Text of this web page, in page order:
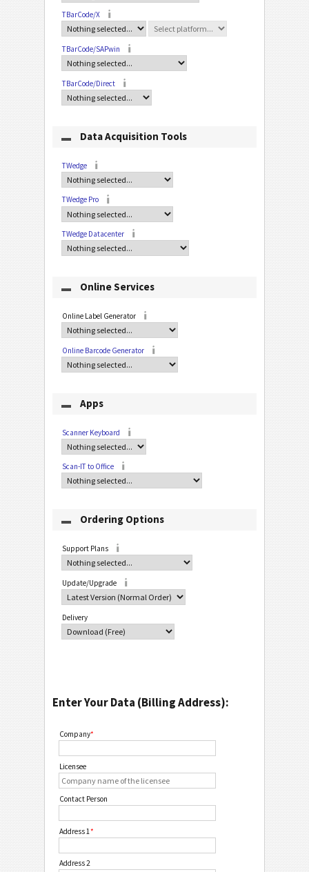
TBarCode/X
TBarCode/SAPwin
TBarCode/Direct
Data Acquisition Tools
TWedge
TWedge Pro
TWedge Datacenter
Online Services
Online Label Generator
Online Barcode Generator
Apps
Scanner Keyboard
Scan-IT to Office
Ordering Options
Support Plans
Update/Upgrade
Delivery
Enter Your Data (Billing Address):
Company*
Licensee
Contact Person
Address 1 *
Address 2